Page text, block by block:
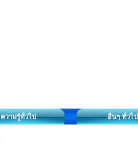
ความรู้ทั่วไป อื่นๆ ทั่วไป